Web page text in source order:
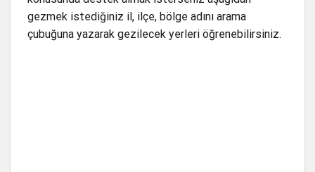
gezmek istediğiniz il, ilçe, bölge adını arama
çubuğuna yazarak gezilecek yerleri öğrenebilirsiniz.